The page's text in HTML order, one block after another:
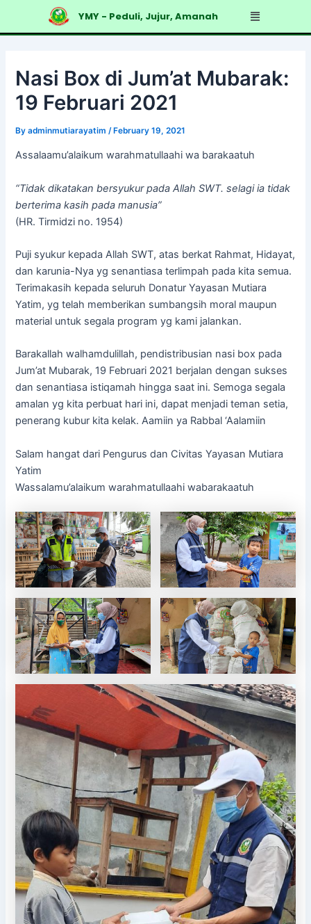
YMY - Peduli, Jujur, Amanah Menu
Nasi Box di Jum’at Mubarak:
19 Februari 2021
Byadminmutiarayatim /February 19, 2021
Assalaamu’alaikum warahmatullaahi wa barakaatuh
“Tidak dikatakan bersyukur pada Allah SWT. selagi ia tidak
berterima kasih pada manusia”
(HR. Tirmidzi no. 1954)
Puji syukur kepada Allah SWT, atas berkat Rahmat, Hidayat,
dan karunia-Nya yg senantiasa terlimpah pada kita semua.
Terimakasih kepada seluruh Donatur Yayasan Mutiara
Yatim, yg telah memberikan sumbangsih moral maupun
material untuk segala program yg kami jalankan.
Barakallah walhamdulillah, pendistribusian nasi box pada
Jum’at Mubarak, 19 Februari 2021 berjalan dengan sukses
dan senantiasa istiqamah hingga saat ini. Semoga segala
amalan yg kita perbuat hari ini, dapat menjadi teman setia,
penerang kubur kita kelak. Aamiin ya Rabbal ‘Aalamiin
Salam hangat dari Pengurus dan Civitas Yayasan Mutiara
Yatim
Wassalamu’alaikum warahmatullaahi wabarakaatuh
navigation